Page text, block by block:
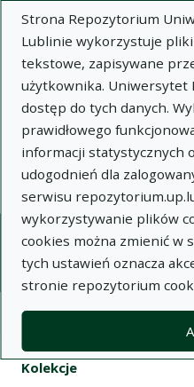
Strona Repozytorium
Lublinie wykorzystuje pliki
tekstowe, zapisywane
użytkownika. Uniwersytet
dostęp do tych danych.
prawidłowego
informacji statystycznych
udogodnień dla
serwisu
wykorzystywanie plików
cookies można zmienić w
tych ustawień oznacza
stronie repozytorium
Repozytorium
Przyrodniczego w
Kolekcje
Tabela
Filtry
Akcje na kolekcjach
Kolekcje (automatyczne